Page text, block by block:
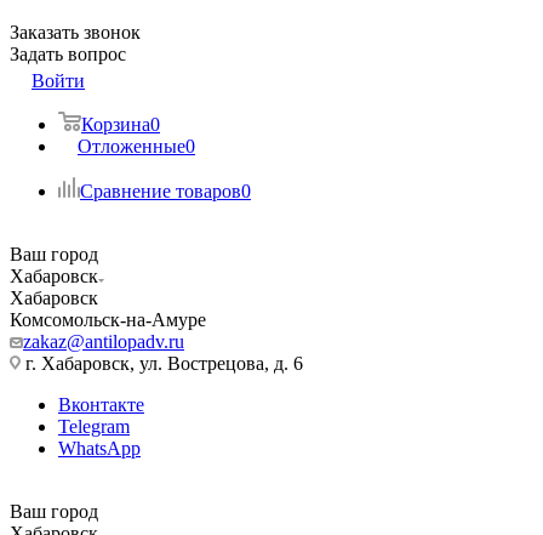
Заказать звонок
Задать вопрос
Войти
Корзина0
Отложенные0
Сравнение товаров0
Ваш город
Хабаровск
Хабаровск
Комсомольск-на-Амуре
zakaz@antilopadv.ru
г. Хабаровск, ул. Вострецова, д. 6
Вконтакте
Telegram
WhatsApp
Ваш город